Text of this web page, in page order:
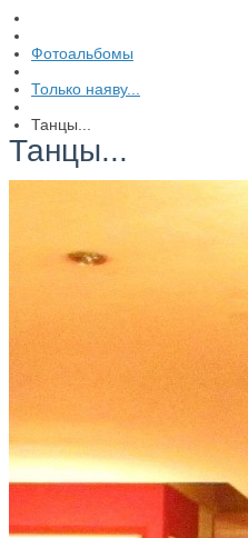
Фотоальбомы
Только наяву...
Танцы...
Танцы...